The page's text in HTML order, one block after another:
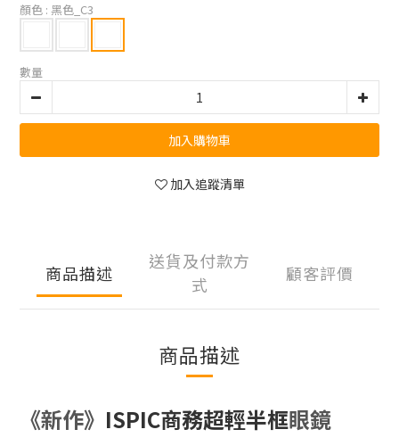
顏色 : 黑色_C3
數量
加入購物車
加入追蹤清單
商品描述
送貨及付款方
式
顧客評價
商品描述
《新作》 ISPIC商務超輕半框眼鏡